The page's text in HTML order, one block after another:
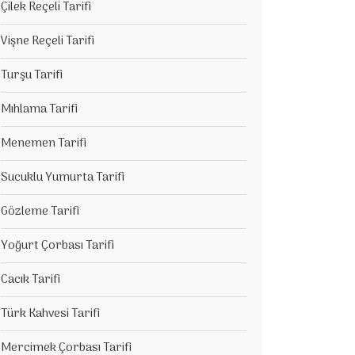
Çilek Reçeli Tarifi
Vişne Reçeli Tarifi
Turşu Tarifi
Mıhlama Tarifi
Menemen Tarifi
Sucuklu Yumurta Tarifi
Gözleme Tarifi
Yoğurt Çorbası Tarifi
Cacık Tarifi
Türk Kahvesi Tarifi
Mercimek Çorbası Tarifi